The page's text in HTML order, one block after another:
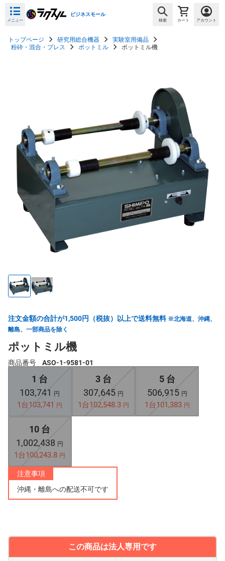
メニュー
ビジネスモール
検索 カート アカウント
トップページ 研究用総合機器
実験室用備品
粉砕・混合・プレス
ポットミル ポットミル機
注文金額の合計が1,500円（税抜）以上で送料無料 ※北海道、沖縄、
離島、一部商品を除く
ポットミル機
商品番号 ASO-1-9581-01
1 台
103,741
円
1台103,741 円
3 台
307,645 円
1台102,548.3 円
5 台
506,915 円
1台101,383 円
10 台
1,002,438 円
1台100,243.8 円
注意事項
沖縄・離島への配送不可です
この商品は法人専用です